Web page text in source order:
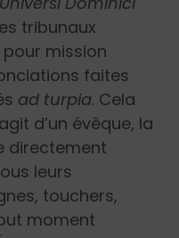
tribunaux
mission
faites
ad turpia. Cela
d’un évêque, la
directement
leurs
touchers,
moment